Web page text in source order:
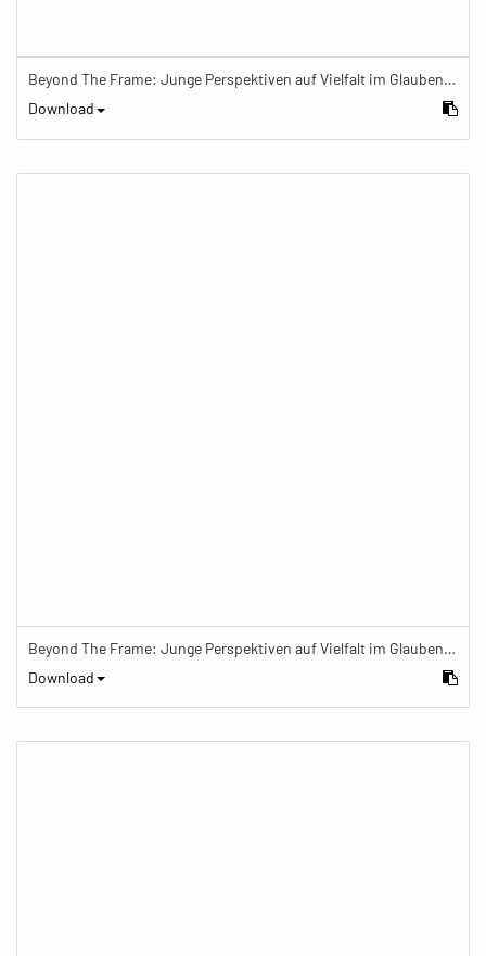
Beyond The Frame: Junge Perspektiven auf Vielfalt im Glauben - Eine Rede des aktuellen Kalifs der Ahmadiyya-Gemeinschaft wird live übertragen
Download
Beyond The Frame: Junge Perspektiven auf Vielfalt im Glauben - Zwei islamische Gebetsteppiche ausgebreitet auf dem Boden
Download